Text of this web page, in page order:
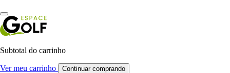
Subtotal do carrinho
Ver meu carrinho Continuar comprando